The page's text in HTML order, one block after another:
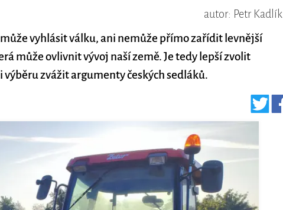
autor: Petr Kadlík
vyhlásit válku, ani nemůže přímo zařídit levnější
může ovlivnit vývoj naší země. Je tedy lepší zvolit
výběru zvážit argumenty českých sedláků.